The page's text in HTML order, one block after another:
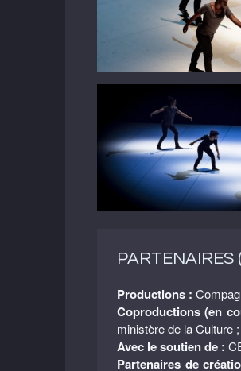
Productions :
Coproductions (en
ministère de la Culture
Avec le soutien de :
Partenaires de